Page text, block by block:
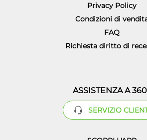
Privacy Policy
Condizioni di
FAQ
Richiesta diritto di
ASSISTENZA A
SERVIZIO